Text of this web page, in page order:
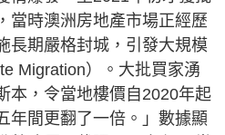
當時澳洲房地產市場正經歷
長期嚴格封城，引發大規模
Migration）。大批買家湧
本，令當地樓價自2020年起
年間更翻了一倍。」數據顯